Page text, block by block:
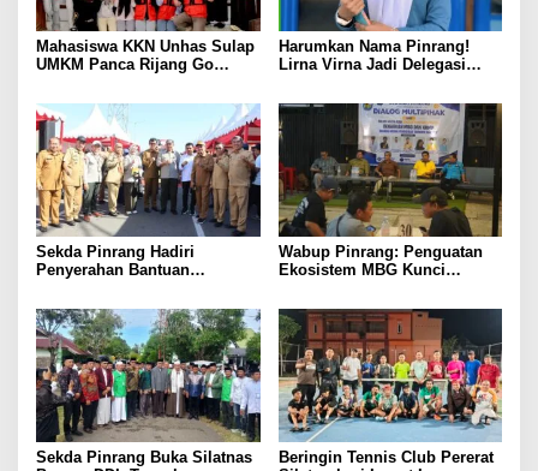
Mahasiswa KKN Unhas Sulap
UMKM Panca Rijang Go
Antusias Ikuti Pelatihan
Harumkan Nama Pinrang!
Lirna Virna Jadi Delegasi
Indonesia 2026
Sekda Pinrang Hadiri
Penyerahan Bantuan
Dukung Swasembada Pangan
Wabup Pinrang: Penguatan
Ekosistem MBG Kunci
Kerakyatan
Sekda Pinrang Buka Silatnas
Beringin Tennis Club Pererat